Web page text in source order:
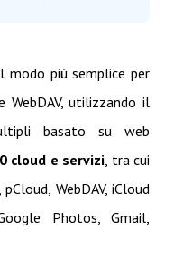
più semplice per
utilizzando il
basato su web
cloud e servizi, tra cui
WebDAV, iCloud
Photos, Gmail,